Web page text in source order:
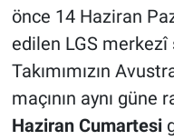
önce 14 Haziran
edilen LGS merkezî
Takımımızın
maçının aynı güne
Haziran Cumartesi